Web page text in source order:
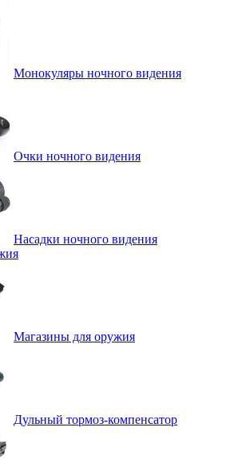
Монокуляры ночного видения
Очки ночного видения
Насадки ночного видения
Магазины для оружия
Дульный тормоз-компенсатор